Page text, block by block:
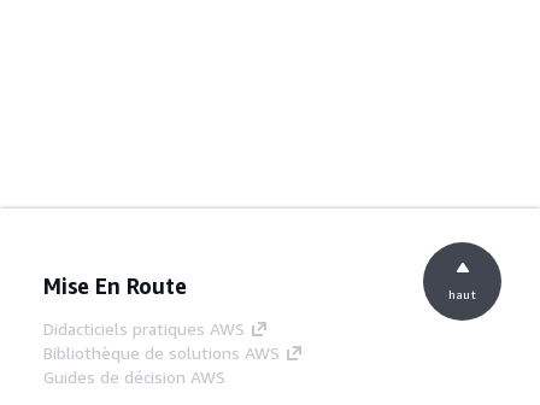
Mise En Route
Didacticiels pratiques AWS
Bibliothèque de solutions AWS
Guides de décision AWS
haut